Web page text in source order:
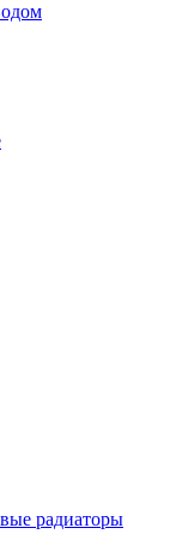
радиаторы